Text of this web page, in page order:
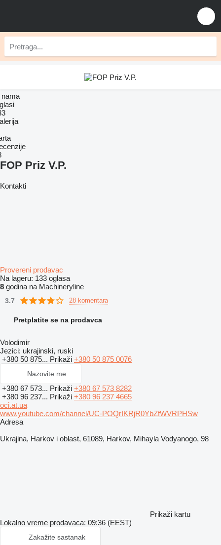
FOP Priz V.P.
Kontakti
Provereni prodavac
Na lageru: 133 oglasa
8 godina na Machineryline
3.7 28 komentara
Pretplatite se na prodavca
Volodimir
Jezici: ukrajinski, ruski
+380 50 875... Prikaži +380 50 875 0076
Nazovite me
+380 67 573... Prikaži +380 67 573 8282
+380 96 237... Prikaži +380 96 237 4665
oci.at.ua
www.youtube.com/channel/UC-POQrIKRjR0YbZfWVRPHSw
Adresa
Ukrajina, Harkov i oblast, 61089, Harkov, Mihayla Vodyanogo, 98
Prikaži kartu
Lokalno vreme prodavaca: 09:36 (EEST)
Zakažite sastanak